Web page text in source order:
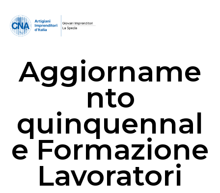
Aggiorname
nto
quinquennal
e Formazione
Lavoratori